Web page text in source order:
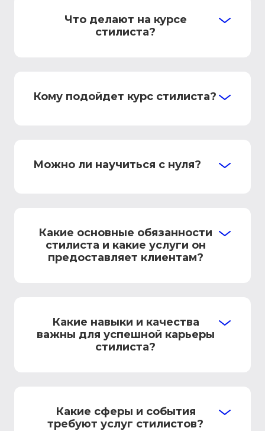
Что делают на курсе
стилиста?
Кому подойдет курс стилиста?
Можно ли научиться с нуля?
Какие основные обязанности
стилиста и какие услуги он
предоставляет клиентам?
Какие навыки и качества
важны для успешной карьеры
стилиста?
Какие сферы и события
требуют услуг стилистов?